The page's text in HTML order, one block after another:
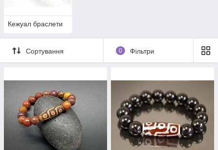
Кежуал браслети
Сортування 0 Фільтри